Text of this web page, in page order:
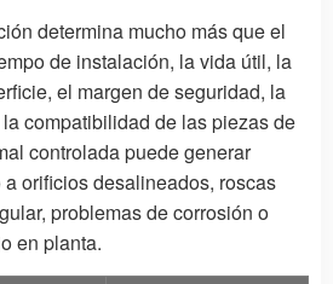
determina mucho más que el
de instalación, la vida útil, la
el margen de seguridad, la
compatibilidad de las piezas de
controlada puede generar
orificios desalineados, roscas
problemas de corrosión o
en planta.